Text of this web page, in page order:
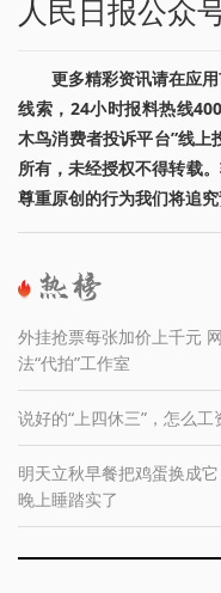
人民日报公众
更多精彩资讯请在应
线索，24小时报料热线
木鸟消费者投诉平台”线上
所有，未经授权不得转载
尊重原创的行为我们将追究
外挂抢票每张加价上千元
法“代拍”工作室
说好的“上四休三”，怎么工
明天立秋早餐把鸡蛋换成它
晚上睡踏实了